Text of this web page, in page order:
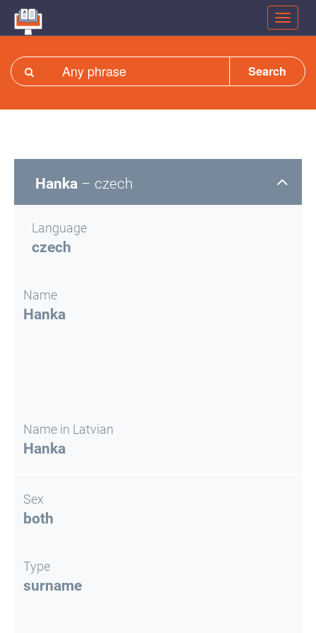
Search
Hanka – czech
Language
czech
Name
Hanka
Name in Latvian
Hanka
Sex
both
Type
surname